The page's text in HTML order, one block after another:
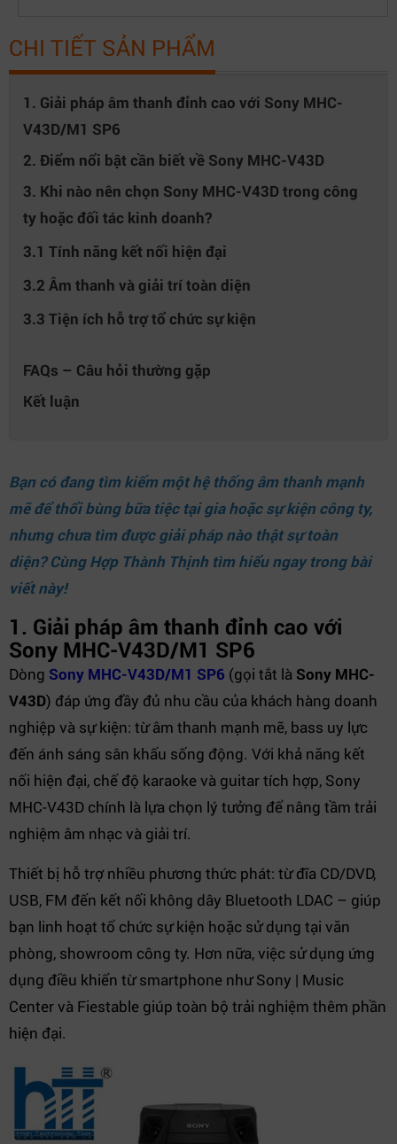
CHI TIẾT SẢN PHẨM
1. Giải pháp âm thanh đỉnh cao với Sony MHC-
V43D/M1 SP6
2. Điểm nổi bật cần biết về Sony MHC-V43D
3. Khi nào nên chọn Sony MHC-V43D trong công
ty hoặc đối tác kinh doanh?
3.1 Tính năng kết nối hiện đại
3.2 Âm thanh và giải trí toàn diện
3.3 Tiện ích hỗ trợ tổ chức sự kiện
FAQs – Câu hỏi thường gặp
Kết luận
Bạn có đang tìm kiếm một hệ thống âm thanh mạnh
mẽ để thổi bùng bữa tiệc tại gia hoặc sự kiện công ty,
nhưng chưa tìm được giải pháp nào thật sự toàn
diện? CùngHợp Thành Thịnh tìm hiểu ngay trong bài
viết này!
1. Giải pháp âm thanh đỉnh cao với
Sony MHC-V43D/M1 SP6
Dòng Sony MHC-V43D/M1 SP6 (gọi tắt là Sony MHC-
V43D) đáp ứng đầy đủ nhu cầu của khách hàng doanh
nghiệp và sự kiện: từ âm thanh mạnh mẽ, bass uy lực
đến ánh sáng sân khấu sống động. Với khả năng kết
nối hiện đại, chế độ karaoke và guitar tích hợp, Sony
MHC-V43D chính là lựa chọn lý tưởng để nâng tầm trải
nghiệm âm nhạc và giải trí.
Thiết bị hỗ trợ nhiều phương thức phát: từ đĩa CD/DVD,
USB, FM đến kết nối không dây Bluetooth LDAC – giúp
bạn linh hoạt tổ chức sự kiện hoặc sử dụng tại văn
phòng, showroom công ty. Hơn nữa, việc sử dụng ứng
dụng điều khiển từ smartphone như Sony | Music
Center và Fiestable giúp toàn bộ trải nghiệm thêm phần
hiện đại.